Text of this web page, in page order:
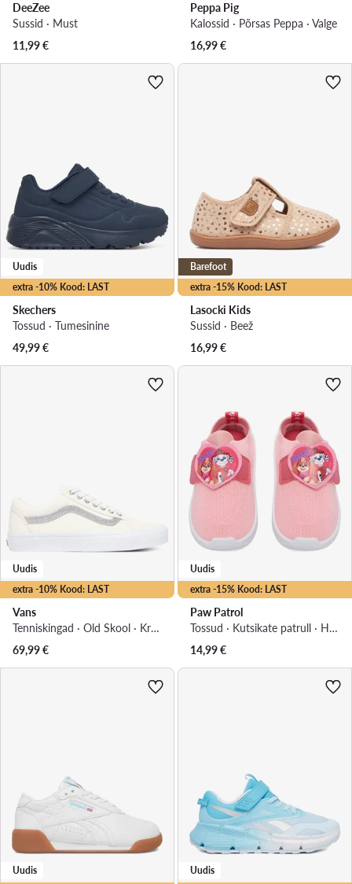
DeeZee
Sussid · Must
11,99€
Peppa Pig
Kalossid · Põrsas Peppa · Valge
16,99€
extra -10% Kood: LAST
Uudis
Skechers
Tossud · Tumesinine
49,99€
extra -15% Kood: LAST
Barefoot
Lasocki Kids
Sussid · Beež
16,99€
extra -10% Kood: LAST
Uudis
Vans
Tenniskingad · Old Skool · Kreemjas
69,99€
extra -15% Kood: LAST
Uudis
Paw Patrol
Tossud · Kutsikate patrull · Heleроosa
14,99€
Uudis Uudis